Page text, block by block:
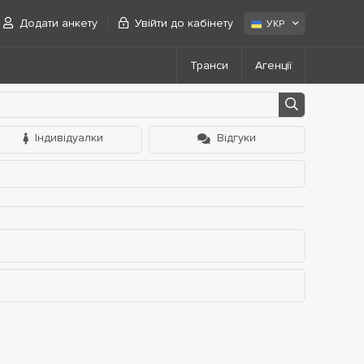
Додати анкету Увійти до кабінету УКР
Транси Агенції
Індивідуалки Відгуки